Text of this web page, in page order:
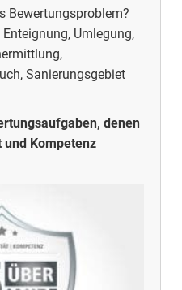
Bewertungsproblem?
Umlegung,
Sanierungsgebiet
denen
Kompetenz